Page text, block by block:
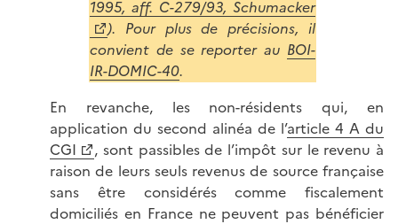
1995, aff. C-279/93, Schumacker
). Pour plus de précisions, il
convient de se reporter au BOI-
IR-DOMIC-40.
En revanche, les non-résidents qui, en
application du second alinéa de l’article 4 A du
CGI
, sont passibles de l’impôt sur le revenu à
raison de leurs seuls revenus de source française
sans être considérés comme fiscalement
domiciliés en France ne peuvent pas bénéficier